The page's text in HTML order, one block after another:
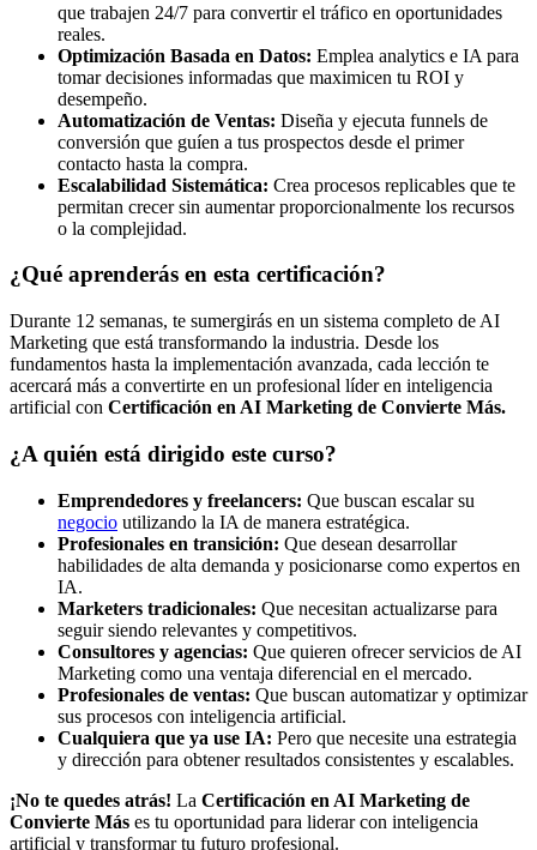
que trabajen 24/7 para convertir el tráfico en oportunidades
reales.
Optimización Basada en Datos: Emplea analytics e IA para
tomar decisiones informadas que maximicen tu ROI y
desempeño.
Automatización de Ventas: Diseña y ejecuta funnels de
conversión que guíen a tus prospectos desde el primer
contacto hasta la compra.
Escalabilidad Sistemática: Crea procesos replicables que te
permitan crecer sin aumentar proporcionalmente los recursos
o la complejidad.
¿Qué aprenderás en esta certificación?
Durante 12 semanas, te sumergirás en un sistema completo de AI
Marketing que está transformando la industria. Desde los
fundamentos hasta la implementación avanzada, cada lección te
acercará más a convertirte en un profesional líder en inteligencia
artificial con Certificación en AI Marketing de Convierte Más.
¿A quién está dirigido este curso?
Emprendedores y freelancers: Que buscan escalar su
negocio utilizando la IA de manera estratégica.
Profesionales en transición: Que desean desarrollar
habilidades de alta demanda y posicionarse como expertos en
IA.
Marketers tradicionales: Que necesitan actualizarse para
seguir siendo relevantes y competitivos.
Consultores y agencias: Que quieren ofrecer servicios de AI
Marketing como una ventaja diferencial en el mercado.
Profesionales de ventas: Que buscan automatizar y optimizar
sus procesos con inteligencia artificial.
Cualquiera que ya use IA: Pero que necesite una estrategia
y dirección para obtener resultados consistentes y escalables.
¡No te quedes atrás! La Certificación en AI Marketing de
Convierte Más es tu oportunidad para liderar con inteligencia
artificial y transformar tu futuro profesional.